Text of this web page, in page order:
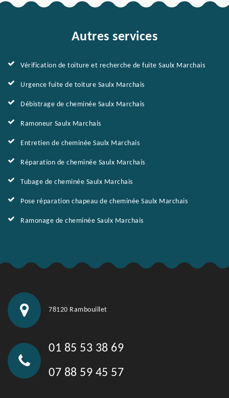
Autres services
Vérification de toiture et recherche de fuite Saulx Marchais
Urgence fuite de toiture Saulx Marchais
Débistrage de cheminée Saulx Marchais
Ramoneur Saulx Marchais
Entretien de cheminée Saulx Marchais
Réparation de cheminée Saulx Marchais
Tubage de cheminée Saulx Marchais
Pose réparation chapeau de cheminée Saulx Marchais
Ramonage de cheminée Saulx Marchais
78120 Rambouillet
01 85 53 38 69
07 88 59 45 57